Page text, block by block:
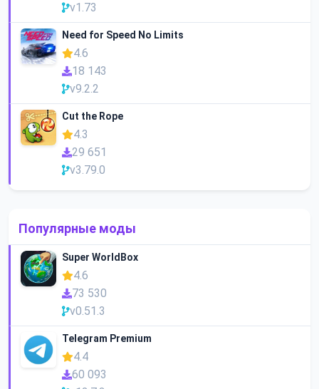
v1.73
Need for Speed No Limits
4.6
18 143
v9.2.2
Cut the Rope
4.3
29 651
v3.79.0
Популярные моды
Super WorldBox
4.6
73 530
v0.51.3
Telegram Premium
4.4
60 093